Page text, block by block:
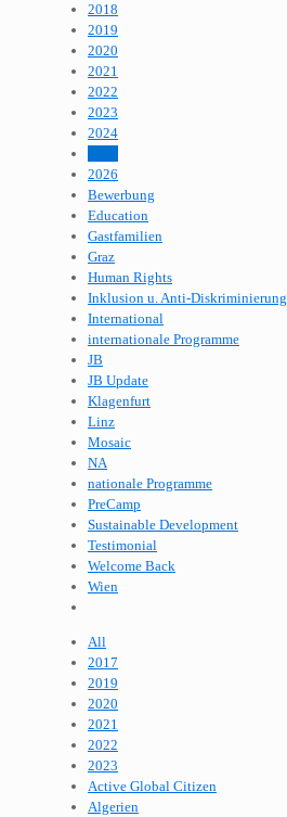
2018
2019
2020
2021
2022
2023
2024
2026
Bewerbung
Education
Gastfamilien
Graz
Human Rights
Inklusion u. Anti-Diskriminierung
International
internationale Programme
JB
JB Update
Klagenfurt
Linz
Mosaic
NA
nationale Programme
PreCamp
Sustainable Development
Testimonial
Welcome Back
Wien
All
2017
2019
2020
2021
2022
2023
Active Global Citizen
Algerien